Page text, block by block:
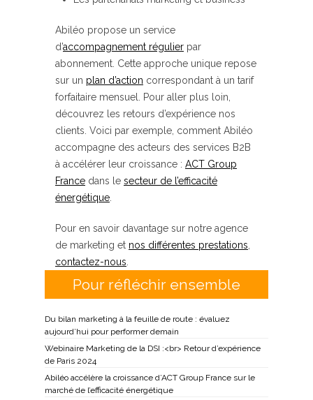
Abiléo propose un service
d’accompagnement régulier par
abonnement. Cette approche unique repose
sur un plan d’action correspondant à un tarif
forfaitaire mensuel. Pour aller plus loin,
découvrez les retours d’expérience nos
clients. Voici par exemple, comment Abiléo
accompagne des acteurs des services B2B
à accélérer leur croissance : ACT Group
France dans le secteur de l’efficacité
énergétique
Pour en savoir davantage sur notre agence
de marketing et nos différentes prestations
contactez-nous
Pour réfléchir ensemble
Du bilan marketing à la feuille de route : évaluez
aujourd’hui pour performer demain
Webinaire Marketing de la DSI :<br> Retour d’expérience
de Paris 2024
Abiléo accélère la croissance d’ACT Group France sur le
marché de l’efficacité énergétique